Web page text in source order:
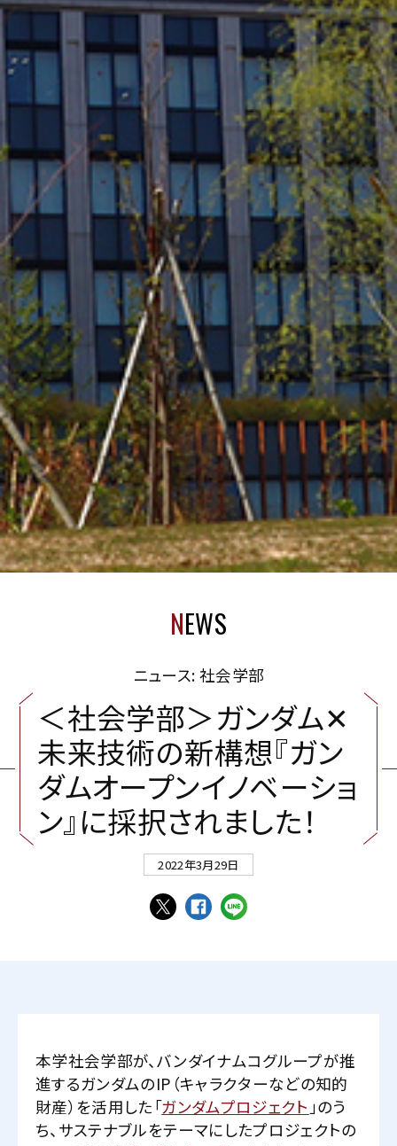
NEWS
ニュース: 社会学部
＜社会学部＞ガンダム✕
未来技術の新構想『ガン
ダムオープンイノベーショ
ン』に採択されました！
2022年3月29日
本学社会学部が、バンダイナムコグループが推
進するガンダムのIP（キャラクターなどの知的
財産）を活用した「ガンダムプロジェクト 」のう
ち、サステナブルをテーマにしたプロジェクトの